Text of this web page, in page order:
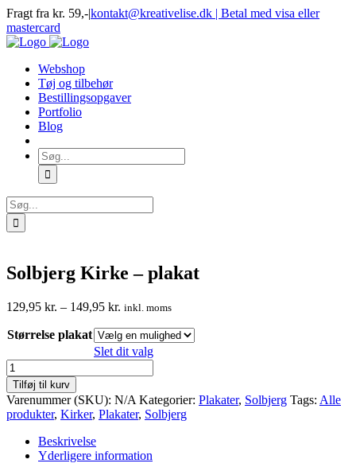
Skip
to
content
Fragt fra kr. 59,-|kontakt@kreativelise.dk | Betal med visa eller
mastercard
Facebook
Instagram
Webshop
Tøj og tilbehør
Bestillingsopgaver
Portfolio
Blog
Søg
efter:
Søg
efter:
Solbjerg Kirke – plakat
129,95 kr. – 149,95 kr. Prisinterval:
til
149,95 kr.
inkl. moms
Størrelse plakat
Slet dit valg
Solbjerg
Kirke
-
plakat
antal
Tilføj til kurv
Varenummer (SKU): N/A Kategorier: Plakater, Solbjerg Tags: Alle
produkter, Kirker, Plakater, Solbjerg
Beskrivelse
Yderligere information